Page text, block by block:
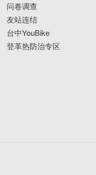
问卷调查
友站连结
台中YouBike
登革热防治专区